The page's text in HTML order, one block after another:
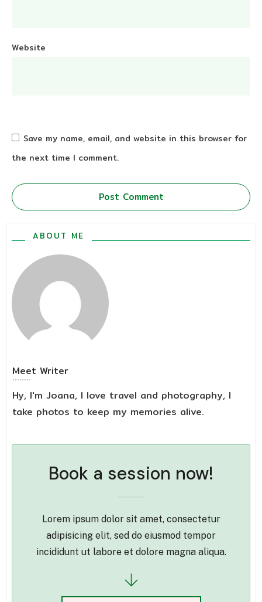
Website
Save my name, email, and website in this browser for
the next time I comment.
Post Comment
ABOUT ME
Meet Writer
Hy, I'm Joana, I love travel and photography, I
take photos to keep my memories alive.
Book a session now!
Lorem ipsum dolor sit amet, consectetur
adipisicing elit, sed do eiusmod tempor
incididunt ut labore et dolore magna aliqua.